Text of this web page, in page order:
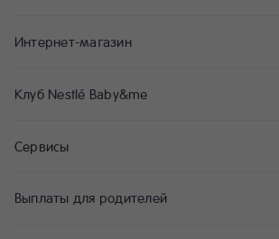
Интернет-магазин
Клуб Nestlé Baby&me
Сервисы
Выплаты для родителей